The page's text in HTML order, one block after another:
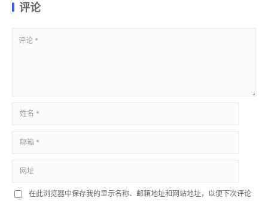
评论
在此浏览器中保存我的显示名称、邮箱地址和网站地址，以便下次评论